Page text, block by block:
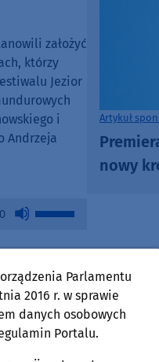
założyć
którzy
Jezior
i
Andrzeja
Use
Arrow
to
increase
or
decrease
volume.
Use
Up/Down
Arrow
Artykuł
nowy
piątek,
Parlamentu
2016 r. w sprawie
danych osobowych
Portalu.